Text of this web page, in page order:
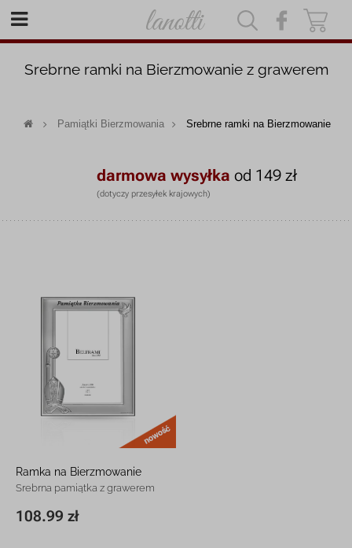
Srebrne ramki na Bierzmowanie z grawerem
Pamiątki Bierzmowania Srebrne ramki na Bierzmowanie
darmowa wysyłka od 149 zł
(dotyczy przesyłek krajowych)
Ramka na Bierzmowanie
Srebrna pamiątka z grawerem
108.99 zł
13,8 x 18,7 cm